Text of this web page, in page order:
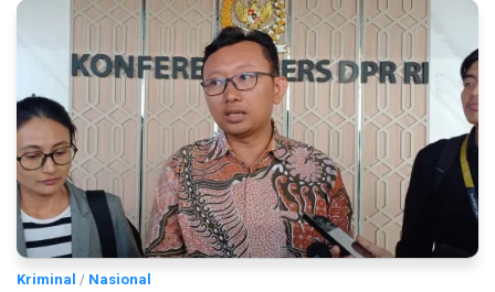
Kriminal / Nasional